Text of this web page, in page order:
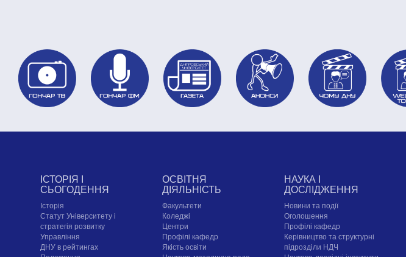
ІСТОРІЯ І
СЬОГОДЕННЯ
Історія
Статут Університету і
стратегія розвитку
Управління
ДНУ в рейтингах
ОСВІТНЯ
ДІЯЛЬНІСТЬ
Факультети
Коледжі
Центри
Профілі кафедр
Якість освіти
НАУКА І
ДОСЛІДЖЕННЯ
Новини та події
Оголошення
Профілі кафедр
Керівництво та структурні
підрозділи НДЧ